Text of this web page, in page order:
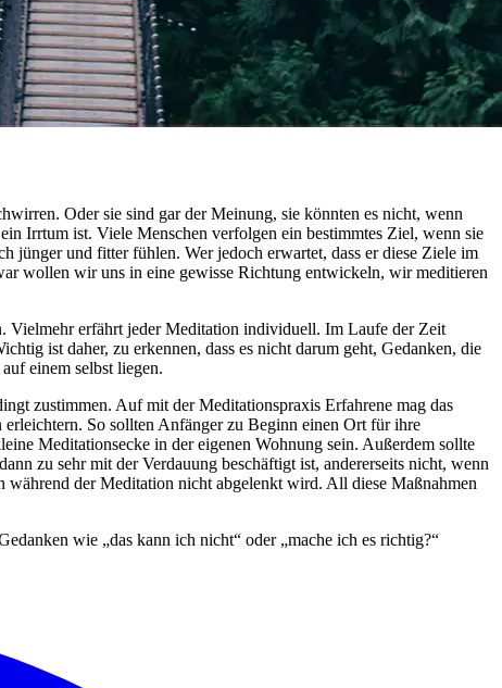
Oder sie sind gar der Meinung, sie könnten es nicht, wenn
Irrtum ist. Viele Menschen verfolgen ein bestimmtes Ziel, wenn sie
jünger und fitter fühlen. Wer jedoch erwartet, dass er diese Ziele im
wollen wir uns in eine gewisse Richtung entwickeln, wir meditieren
Vielmehr erfährt jeder Meditation individuell. Im Laufe der Zeit
ist daher, zu erkennen, dass es nicht darum geht, Gedanken, die
einem selbst liegen.
zustimmen. Auf mit der Meditationspraxis Erfahrene mag das
So sollten Anfänger zu Beginn einen Ort für ihre
Meditationsecke in der eigenen Wohnung sein. Außerdem sollte
zu sehr mit der Verdauung beschäftigt ist, andererseits nicht, wenn
der Meditation nicht abgelenkt wird. All diese Maßnahmen
wie „das kann ich nicht“ oder „mache ich es richtig?“